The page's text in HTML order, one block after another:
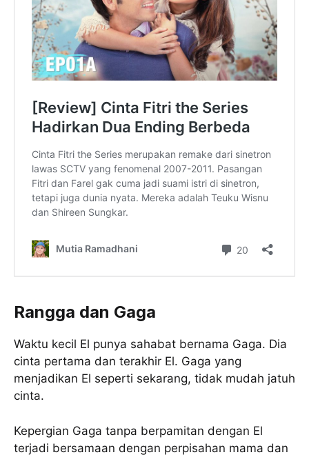
Rangga dan Gaga
Waktu kecil El punya sahabat bernama Gaga. Dia
cinta pertama dan terakhir El. Gaga yang
menjadikan El seperti sekarang, tidak mudah jatuh
cinta.
Kepergian Gaga tanpa berpamitan dengan El
terjadi bersamaan dengan perpisahan mama dan